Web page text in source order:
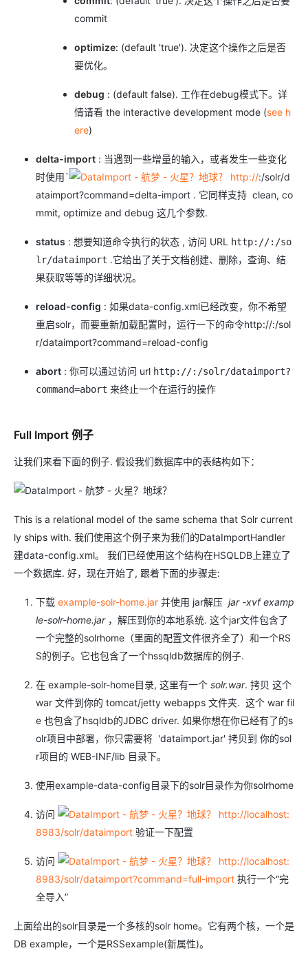
commit
optimize: (default 'true'). 决定这个操作之后是否
要优化。
debug : (default false). 工作在debug模式下。详
情请看 the interactive development mode (see h
ere)
delta-import : 当遇到一些增量的输入，或者发生一些变化
时使用`
http://:/solr/d
ataimport?command=delta-import . 它同样支持 clean, co
mmit, optimize and debug 这几个参数.
status : 想要知道命令执行的状态 , 访问 URL
http://:/so
lr/dataimport .它给出了关于文档创建、删除，查询、结
果获取等等的详细状况。
reload-config : 如果data-config.xml已经改变，你不希望
重启solr，而要重新加载配置时，运行一下的命令http://:/sol
r/dataimport?command=reload-config
abort : 你可以通过访问 url http://:/solr/dataimport?
command=abort 来终止一个在运行的操作
Full Import 例子
让我们来看下面的例子. 假设我们数据库中的表结构如下：
This is a relational model of the same schema that Solr current
ly ships with. 我们使用这个例子来为我们的DataImportHandler
建data-config.xml。 我们已经使用这个结构在HSQLDB上建立了
一个数据库. 好，现在开始了, 跟着下面的步骤走:
下载 example-solr-home.jar 并使用 jar解压 jar -xvf examp
le-solr-home.jar，解压到你的本地系统. 这个jar文件包含了
一个完整的solrhome（里面的配置文件很齐全了）和一个RS
S的例子。它也包含了一个hssqldb数据库的例子.
在 example-solr-home目录, 这里有一个 solr.war. 拷贝 这个
war 文件到你的 tomcat/jetty webapps 文件夹. 这个 war fil
e 也包含了hsqldb的JDBC driver. 如果你想在你已经有了的s
olr项目中部署，你只需要将 'dataimport.jar' 拷贝到 你的sol
r项目的 WEB-INF/lib 目录下。
使用example-data-config目录下的solr目录作为你solrhome
访问
http://localhost:
8983/solr/dataimport 验证一下配置
访问
http://localhost:
8983/solr/dataimport?command=full-import 执行一个“完
全导入”
上面给出的solr目录是一个多核的solr home。它有两个核，一个是
DB example，一个是RSSexample(新属性)。